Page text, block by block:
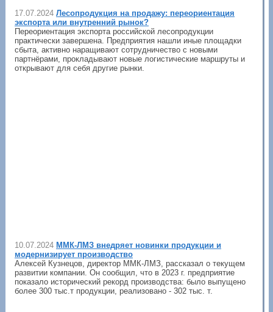
17.07.2024 Лесопродукция на продажу: переориентация
экспорта или внутренний рынок?
Переориентация экспорта российской лесопродукции
практически завершена. Предприятия нашли иные площадки
сбыта, активно наращивают сотрудничество с новыми
партнёрами, прокладывают новые логистические маршруты и
открывают для себя другие рынки.
10.07.2024 ММК-ЛМЗ внедряет новинки продукции и
модернизирует производство
Алексей Кузнецов, директор ММК-ЛМЗ, рассказал о текущем
развитии компании. Он сообщил, что в 2023 г. предприятие
показало исторический рекорд производства: было выпущено
более 300 тыс.т продукции, реализовано - 302 тыс. т.